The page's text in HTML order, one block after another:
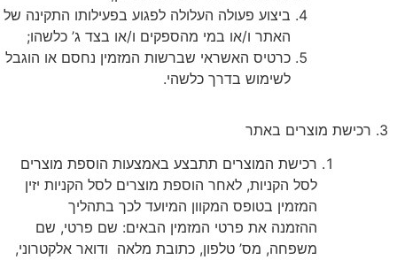
ביצוע פעולה העלולה לפגוע בפעילותו התקינה של
האתר ו/או במי מהספקים ו/או בצד ג’ כלשהו;
כרטיס האשראי שברשות המזמין נחסם או הוגבל
לשימוש בדרך כלשהי.
3. רכישת מוצרים באתר
רכישת המוצרים תתבצע באמצעות הוספת מוצרים
לסל הקניות, לאחר הוספת מוצרים לסל הקניות יזין
המזמין בטופס המקוון המיועד לכך בתהליך
ההזמנה את פרטי המזמין הבאים: שם פרטי, שם
משפחה, מס’ טלפון, כתובת מלאה ודואר אלקטרוני,